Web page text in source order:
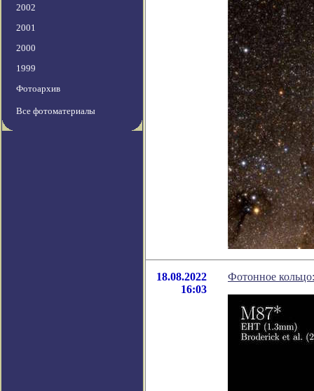
2002
2001
2000
1999
Фотоархив
Все фотоматериалы
18.08.2022
16:03
Фотонное